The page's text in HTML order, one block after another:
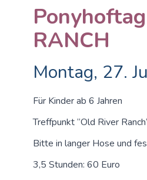
RANCH
Montag, 27.
Für Kinder ab 6 Jahren
Treffpunkt “Old River
Bitte in langer Hose und
3,5 Stunden: 60 Euro